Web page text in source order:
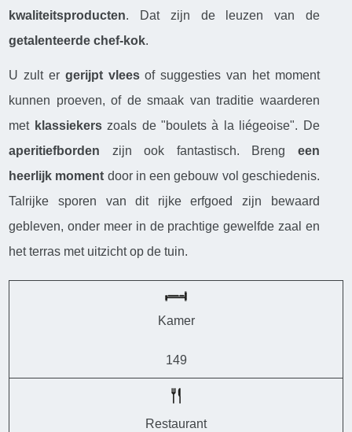
kwaliteitsproducten. Dat zijn de leuzen van de
getalenteerde chef-kok.
U zult er gerijpt vleesof suggesties van het moment
kunnen proeven, of de smaak van traditie waarderen
met klassiekerszoals de "boulets à la liégeoise". De
aperitiefborden zijn ook fantastisch. Breng een
heerlijk moment door in een gebouw vol geschiedenis.
Talrijke sporen van dit rijke erfgoed zijn bewaard
gebleven, onder meer in de prachtige gewelfde zaal en
het terras met uitzicht op de tuin.
Kamer
149
Restaurant